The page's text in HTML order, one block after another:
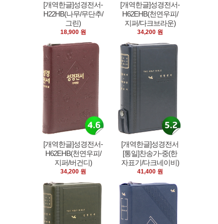
[개역한글]성경전서-
H22HB(나무/무단추/
그린)
18,900 원
[개역한글]성경전서-
H62EHB(천연우피/
지퍼/다크브라운)
34,200 원
[개역한글]성경전서-
H62EHB(천연우피/
지퍼/버건디)
34,200 원
[개역한글]성경전서
[통일]찬송가-중(한
자표기/다크네이비)
41,400 원